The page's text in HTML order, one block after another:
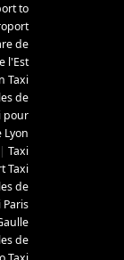
to
de
l'Est
Taxi
de
pour
Lyon
Taxi
Taxi
de
Paris
de